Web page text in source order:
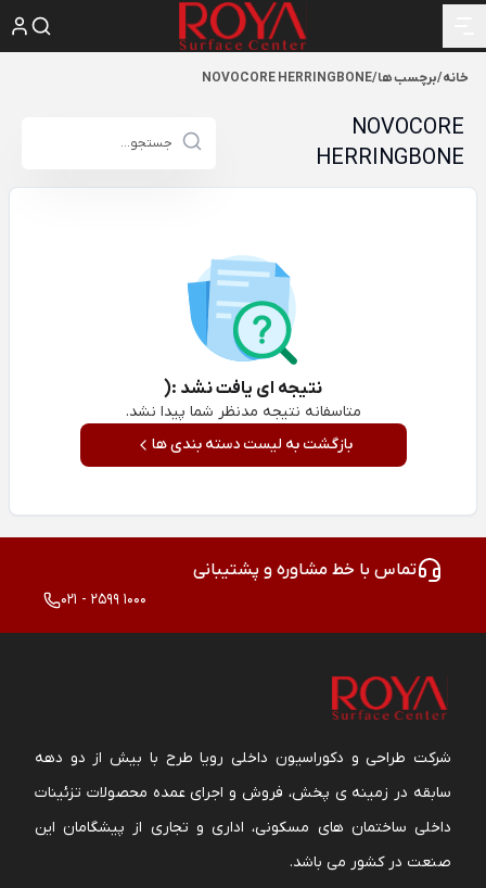
خانه/برچسب ها/
NOVOCORE HERRINGBONE
NOVOCORE
HERRINGBONE
نتیجه ای یافت نشد :(
متاسفانه نتیجه مدنظر شما پیدا نشد.
بازگشت به لیست دسته بندی ها
تماس با خط مشاوره و پشتیبانی
021 - 2599 1000
شرکت طراحی و دکوراسیون داخلی رویا طرح با بیش از دو دهه
سابقه در زمینه ی پخش، فروش و اجرای عمده محصولات تزئینات
داخلی ساختمان های مسکونی، اداری و تجاری از پیشگامان این
صنعت در کشور می باشد.